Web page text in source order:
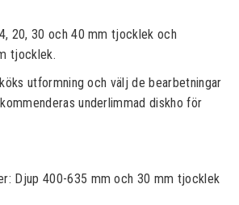
20, 30 och 40 mm tjocklek och
tjocklek.​​
utformning och välj de bearbetningar
underlimmad diskho för
Djup 400-635 mm och 30 mm tjocklek